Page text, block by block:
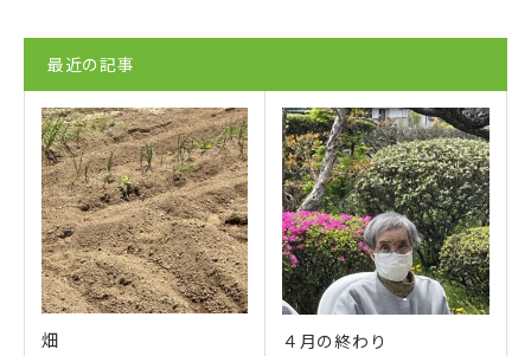
最近の記事
畑 ４月の終わり